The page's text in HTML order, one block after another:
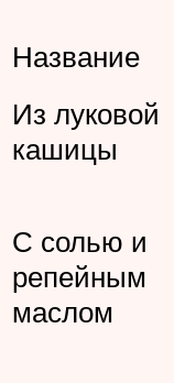
Название
Из луковой
кашицы
С солью и
репейным
маслом